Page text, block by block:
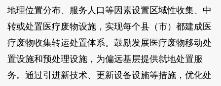
地理位置分布、服务人口等因素设置区域性收集、中
转或处置医疗废物设施，实现每个县（市）都建成医
疗废物收集转运处置体系。鼓励发展医疗废物移动处
置设施和预处理设施，为偏远基层提供就地处置服
务。通过引进新技术、更新设备设施等措施，优化处